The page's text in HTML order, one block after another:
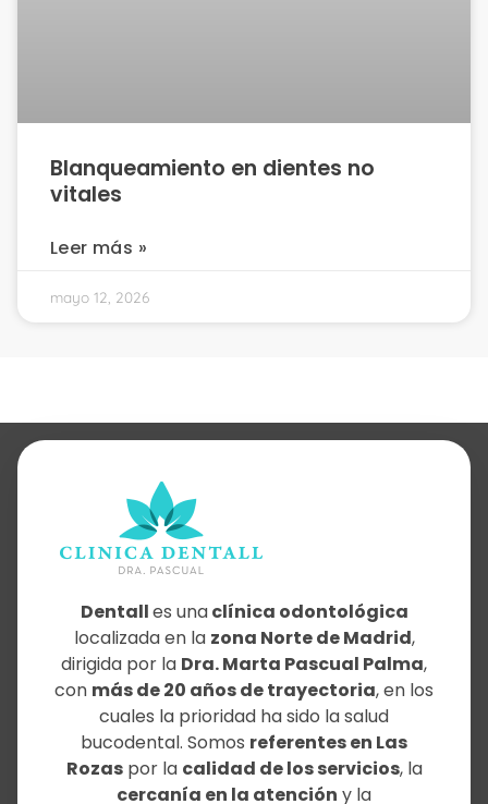
Blanqueamiento en dientes no
vitales
Leer más »
mayo 12, 2026
Dentalles unaclínica odontológica
localizada en la zona Norte de Madrid,
dirigida por la Dra. Marta Pascual Palma,
con más de 20 años de trayectoria, en los
cuales la prioridad ha sido la salud
bucodental. Somos referentes en Las
Rozaspor la calidad de los servicios, la
cercanía en la atención y la